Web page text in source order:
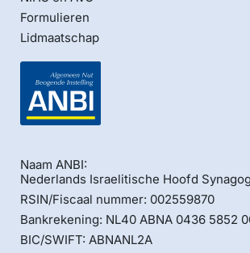
Formulieren
Lidmaatschap
Naam ANBI:
Nederlands Israelitische Hoofd
RSIN/Fiscaal nummer: 002559870
Bankrekening: NL40 ABNA 0436 5852
BIC/SWIFT: ABNANL2A